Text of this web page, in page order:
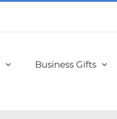
Business Gifts